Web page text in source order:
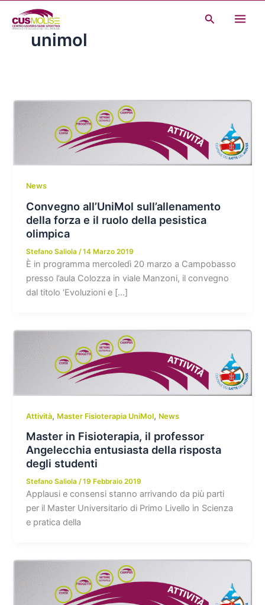
contenuto
Cerca
unimol
News
Convegno all’UniMol sull’allenamento
della forza e il ruolo della pesistica
olimpica
Stefano Saliola/14 Marzo 2019
È in programma mercoledì 20 marzo a Campobasso
presso l’aula Colozza in viale Manzoni, il convegno
dal titolo ‘Evoluzioni e […]
Attività, Master Fisioterapia UniMol, News
Master in Fisioterapia, il professor
Angelecchia entusiasta della risposta
degli studenti
Stefano Saliola/19 Febbraio 2019
Applausi e consensi stanno arrivando da più parti
per il Master Universitario di Primo Livello in Scienza
e pratica della